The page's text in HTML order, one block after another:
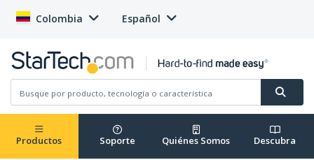
Colombia Español
Productos Soporte Quiénes Somos Descubra